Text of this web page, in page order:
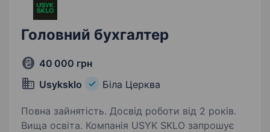
Головний бухгалтер
40 000 грн
Usyksklo
Біла Церква
Повна зайнятість. Досвід роботи від 2 років.
Вища освіта. Компанія USYK SKLO запрошує